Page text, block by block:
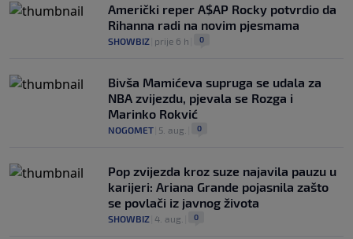
Američki reper A$AP Rocky potvrdio da
Rihanna radi na novim pjesmama
SHOWBIZ prije 6 h 0
Bivša Mamićeva supruga se udala za
NBA zvijezdu, pjevala se Rozga i
Marinko Rokvić
NOGOMET 5. aug. 0
Pop zvijezda kroz suze najavila pauzu u
karijeri: Ariana Grande pojasnila zašto
se povlači iz javnog života
SHOWBIZ 4. aug. 0